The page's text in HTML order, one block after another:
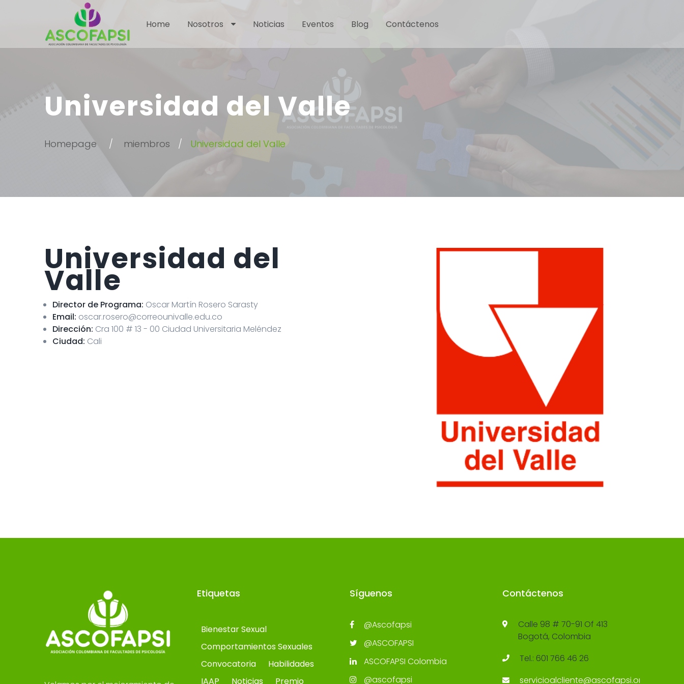
Home Nosotros Noticias Eventos Blog Contáctenos
Universidad del Valle
Homepage miembros Universidad del Valle
Universidad del
Valle
Director de Programa: Oscar Martín Rosero Sarasty
Email: oscar.rosero@correounivalle.edu.co
Dirección: Cra 100 # 13 - 00 Ciudad Universitaria Meléndez
Ciudad: Cali
Etiquetas
Bienestar Sexual
Comportamientos Sexuales
Convocatoria
Habilidades
IAAP
Noticias Premio
Síguenos
@Ascofapsi
@ASCOFAPSI
ASCOFAPSI Colombia
@ascofapsi
Contáctenos
Calle 98 # 70-91 Of 413
Bogotá, Colombia
Tel.: 601 766 46 26
servicioalcliente@ascofapsi.org.co